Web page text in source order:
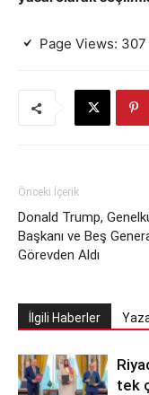
Page Views: 307
Önceki İçerik
Donald Trump,
Başkanı ve Beş
Görevden Aldı
İlgili Haberler
tek